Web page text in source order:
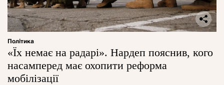
Політика
«Їх немає на радарі». Нардеп пояснив, кого
насамперед має охопити реформа
мобілізації